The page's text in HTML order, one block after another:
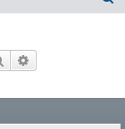
検索